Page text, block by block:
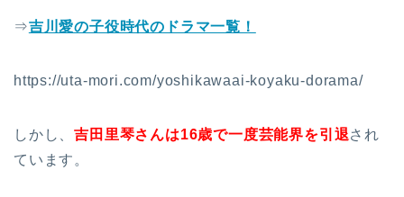
⇒吉川愛の子役時代のドラマ一覧！
https://uta-mori.com/yoshikawaai-koyaku-dorama/
しかし、吉田里琴さんは16歳で一度芸能界を引退され
ています。